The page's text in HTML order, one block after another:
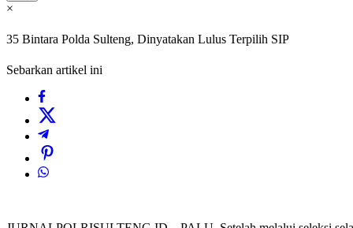
×
35 Bintara Polda Sulteng, Dinyatakan Lulus Terpilih SIP
Sebarkan artikel ini